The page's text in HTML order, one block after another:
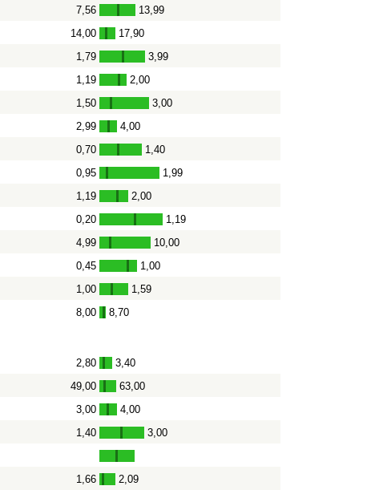
7,56 - 13,99
14,00 - 17,90
1,79 - 3,99
1,19 - 2,00
1,50 - 3,00
2,99 - 4,00
0,70 - 1,40
0,95 - 1,99
1,19 - 2,00
0,20 - 1,19
4,99 - 10,00
0,45 - 1,00
1,00 - 1,59
8,00 - 8,70
2,80 - 3,40
49,00 - 63,00
3,00 - 4,00
1,40 - 3,00
1,66 - 2,09